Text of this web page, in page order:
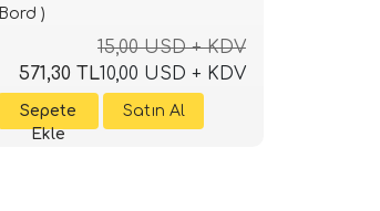
Bord )
15,00 USD + KDV
10,00 USD + KDV
571,30 TL